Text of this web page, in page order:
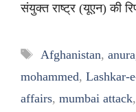
संयुक्त राष्ट्र (यूएन) की
Tags
Afghanistan,
mohammed, Lashkar-
affairs, mumbai attack,